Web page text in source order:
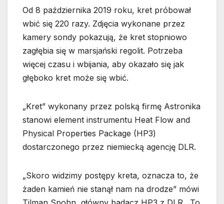
Od 8 października 2019 roku, kret próbował
wbić się 220 razy. Zdjęcia wykonane przez
kamery sondy pokazują, że kret stopniowo
zagłębia się w marsjański regolit. Potrzeba
więcej czasu i wbijania, aby okazało się jak
głęboko kret może się wbić.
„Kret” wykonany przez polską firmę Astronika
stanowi element instrumentu Heat Flow and
Physical Properties Package (HP3)
dostarczonego przez niemiecką agencję DLR.
„Skoro widzimy postępy kreta, oznacza to, że
żaden kamień nie stanął nam na drodze” mówi